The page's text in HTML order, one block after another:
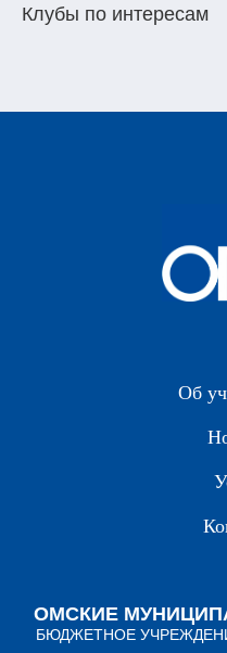
Клубы по интересам
Об
ОМСКИЕ
БЮДЖЕТНОЕ